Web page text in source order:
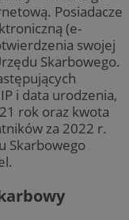
Posiadacze
(e-
swojej
Skarbowego.
i data urodzenia,
rok oraz kwota
za 2022 r.
Skarbowego